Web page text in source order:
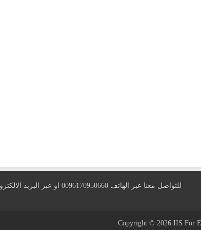
للتواصل معنا عبر الهاتف 0096170950660 او عبر البريد الالكتروني
Copyright © 2026 IIS For